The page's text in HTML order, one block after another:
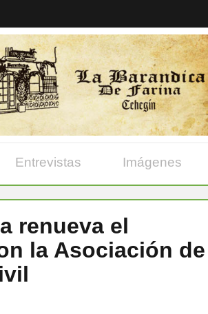
Entrevistas Imágenes
renueva el
la Asociación de